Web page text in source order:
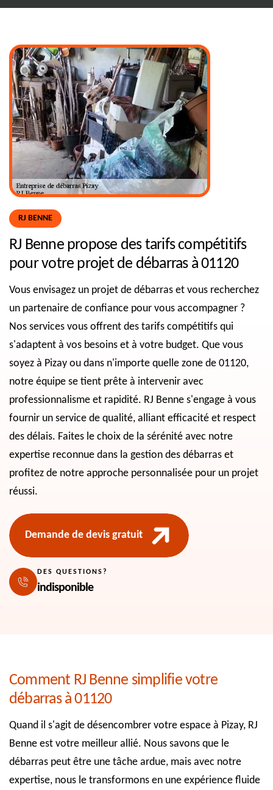
RJ BENNE
RJ Benne propose des tarifs compétitifs
pour votre projet de débarras à 01120
Vous envisagez un projet de débarras et vous recherchez
un partenaire de confiance pour vous accompagner ?
Nos services vous offrent des tarifs compétitifs qui
s'adaptent à vos besoins et à votre budget. Que vous
soyez à Pizay ou dans n'importe quelle zone de 01120,
notre équipe se tient prête à intervenir avec
professionnalisme et rapidité. RJ Benne s'engage à vous
fournir un service de qualité, alliant efficacité et respect
des délais. Faites le choix de la sérénité avec notre
expertise reconnue dans la gestion des débarras et
profitez de notre approche personnalisée pour un projet
réussi.
Demande de devis gratuit
DES QUESTIONS?
indisponible
Comment RJ Benne simplifie votre
débarras à 01120
Quand il s'agit de désencombrer votre espace à Pizay, RJ
Benne est votre meilleur allié. Nous savons que le
débarras peut être une tâche ardue, mais avec notre
expertise, nous le transformons en une expérience fluide